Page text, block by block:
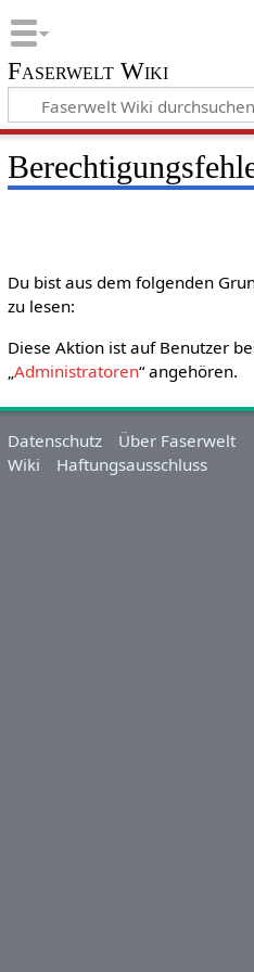
Faserwelt Wiki
Du bist aus dem folgenden
zu lesen:
Diese Aktion ist auf Benutzer
Administratoren“ angehören.
Datenschutz
Über Faserwelt
Wiki
Haftungsausschluss